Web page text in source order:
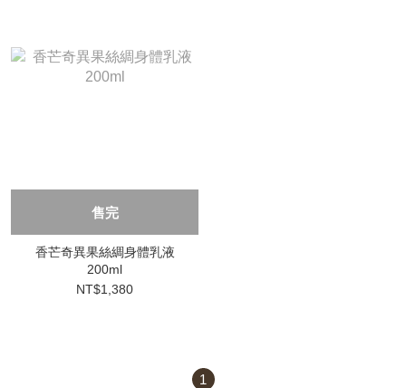
售完
香芒奇異果絲綢身體乳液
200ml
NT$1,380
1